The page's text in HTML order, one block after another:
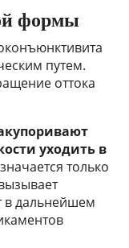
формы
путем.
оттока
уходить в
только
в дальнейшем